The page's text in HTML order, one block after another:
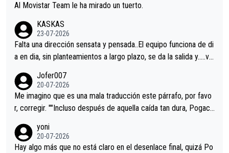
Al Movistar Team le ha mirado un tuerto.
KASKAS
23-07-2026
Falta una dirección sensata y pensada..El equipo funciona de di
a en dia, sin planteamientos a largo plazo, se da la salida y…..ve
Minguez, Velez etc etc.Me da pena vivir estos momentos tan
tristes sin victorias.
Jofer007
20-07-2026
Me imagino que es una mala traducción este párrafo, por favo
r, corregir. ""Incluso después de aquella caída tan dura, Pogaca
permaneció pegado a su rueda. Parecía increíble la forma en l
a que era capaz de controlar el miedo", recordó."
yoni
20-07-2026
Hay algo más que no está claro en el desenlace final, quizá Po